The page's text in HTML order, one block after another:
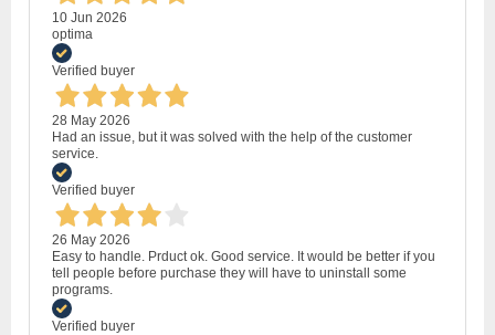
10 Jun 2026
optima
Verified buyer
28 May 2026
Had an issue, but it was solved with the help of the customer
service.
Verified buyer
26 May 2026
Easy to handle. Prduct ok. Good service. It would be better if you
tell people before purchase they will have to uninstall some
programs.
Verified buyer